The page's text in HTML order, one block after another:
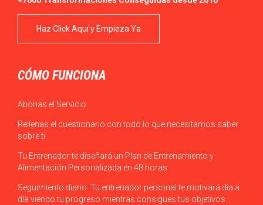
Haz Click Aquí y Empieza Ya
CÓMO FUNCIONA
Abonas el Servicio
Rellenas el cuestionario con todo lo que necesitamos saber
sobre ti
Tu Entrenador te diseñará un Plan de Entrenamiento y
Alimentación Personalizada en 48 horas
Seguimiento diario: Tu entrenador personal te motivará día a
día viendo tu progreso mientras consigues tus objetivos.